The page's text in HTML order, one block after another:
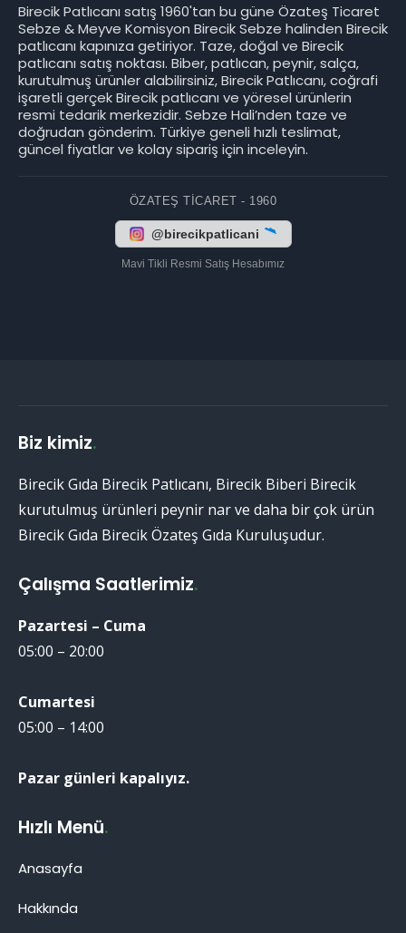
Birecik Patlıcanı satış 1960'tan bu güne Özateş Ticaret
Sebze & Meyve Komisyon Birecik Sebze halinden Birecik
patlıcanı kapınıza getiriyor. Taze, doğal ve Birecik
patlıcanı satış noktası. Biber, patlıcan, peynir, salça,
kurutulmuş ürünler alabilirsiniz, Birecik Patlıcanı, coğrafi
işaretli gerçek Birecik patlıcanı ve yöresel ürünlerin
resmi tedarik merkezidir. Sebze Hali’nden taze ve
doğrudan gönderim. Türkiye geneli hızlı teslimat,
güncel fiyatlar ve kolay sipariş için inceleyin.
ÖZATEŞ TICARET - 1960
@birecikpatlicani
Mavi Tikli Resmi Satış Hesabımız
Biz kimiz.
Birecik Gıda Birecik Patlıcanı, Birecik Biberi Birecik
kurutulmuş ürünleri peynir nar ve daha bir çok ürün
Birecik Gıda Birecik Özateş Gıda Kuruluşudur.
Çalışma Saatlerimiz.
Pazartesi – Cuma
05:00 – 20:00
Cumartesi
05:00 – 14:00
Pazar günleri kapalıyız.
Hızlı Menü.
Anasayfa
Hakkında